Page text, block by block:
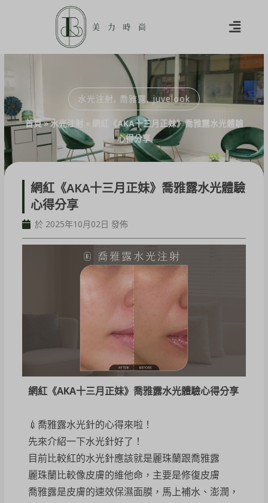
水光注射, 喬雅露,juvelook
首頁»水光注射 » 網紅《AKA十三月正妹》喬雅露水光體驗
心得分享
網紅《AKA十三月正妹》喬雅露水光體驗
心得分享
於 2025年10月02日 發佈
網紅《AKA十三月正妹》喬雅露水光體驗心得分享
💉喬雅露水光針的心得來啦！
先來介紹一下水光針好了！
目前比較紅的水光針應該就是麗珠蘭跟喬雅露
麗珠蘭比較像皮膚的維他命，主要是修復皮膚
喬雅露是皮膚的速效保濕面膜，馬上補水、澎潤，